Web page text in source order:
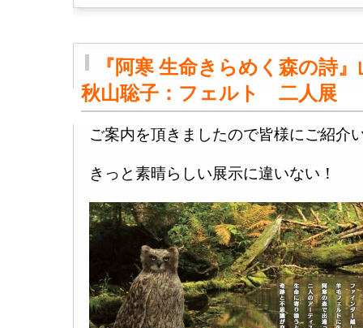
『阿寒 生命きらめく森の詩
秋山聡子：フェルト 二人展
ご案内を頂きましたので皆様にご紹介
きっと素晴らしい展示に違いない！